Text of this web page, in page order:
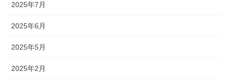
2025年7月
2025年6月
2025年5月
2025年2月